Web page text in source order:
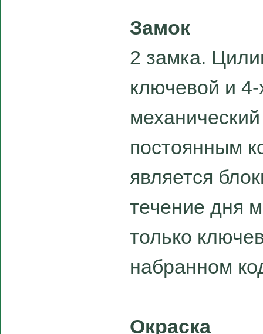
Замок
2 замка.
ключевой и
постоянным
является
течение дня
только
набранном
Окраска